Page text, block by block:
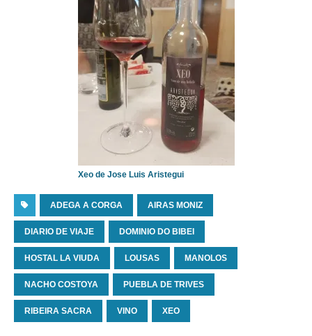
Xeo de Jose Luis Aristegui
ADEGA A CORGA AIRAS MONIZ
DIARIO DE VIAJE DOMINIO DO BIBEI
HOSTAL LA VIUDA LOUSAS MANOLOS
NACHO COSTOYA PUEBLA DE TRIVES
RIBEIRA SACRA VINO XEO